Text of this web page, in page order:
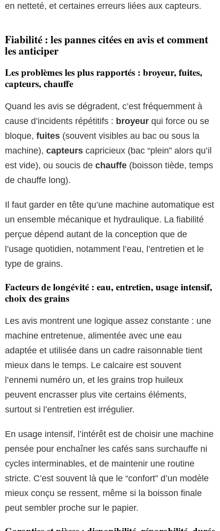
en netteté, et certaines erreurs liées aux capteurs.
Fiabilité : les pannes citées en avis et comment
les anticiper
Les problèmes les plus rapportés : broyeur, fuites,
capteurs, chauffe
Quand les avis se dégradent, c’est fréquemment à
cause d’incidents répétitifs : broyeur qui force ou se
bloque, fuites (souvent visibles au bac ou sous la
machine), capteurs capricieux (bac “plein” alors qu’il
est vide), ou soucis de chauffe (boisson tiède, temps
de chauffe long).
Il faut garder en tête qu’une machine automatique est
un ensemble mécanique et hydraulique. La fiabilité
perçue dépend autant de la conception que de
l’usage quotidien, notamment l’eau, l’entretien et le
type de grains.
Facteurs de longévité : eau, entretien, usage intensif,
choix des grains
Les avis montrent une logique assez constante : une
machine entretenue, alimentée avec une eau
adaptée et utilisée dans un cadre raisonnable tient
mieux dans le temps. Le calcaire est souvent
l’ennemi numéro un, et les grains trop huileux
peuvent encrasser plus vite certains éléments,
surtout si l’entretien est irrégulier.
En usage intensif, l’intérêt est de choisir une machine
pensée pour enchaîner les cafés sans surchauffe ni
cycles interminables, et de maintenir une routine
stricte. C’est souvent là que le “confort” d’un modèle
mieux conçu se ressent, même si la boisson finale
peut sembler proche sur le papier.